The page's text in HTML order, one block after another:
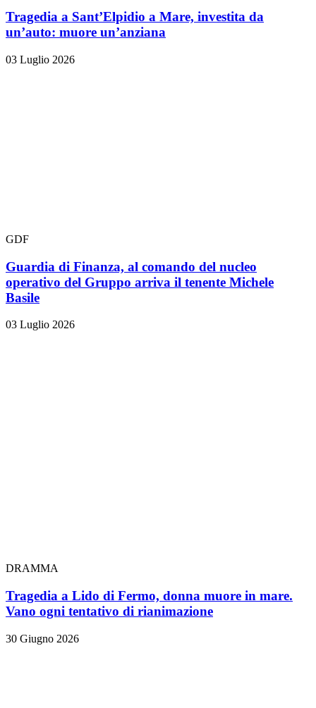
Tragedia a Sant’Elpidio a Mare, investita da
un’auto: muore un’anziana
03 Luglio 2026
GDF
Guardia di Finanza, al comando del nucleo
operativo del Gruppo arriva il tenente Michele
Basile
03 Luglio 2026
DRAMMA
Tragedia a Lido di Fermo, donna muore in mare.
Vano ogni tentativo di rianimazione
30 Giugno 2026